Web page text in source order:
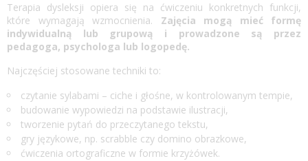
Terapia dysleksji opiera się na ćwiczeniu konkretnych funkcji,
które wymagają wzmocnienia. Zajęcia mogą mieć formę
indywidualną lub grupową i prowadzone są przez
pedagoga, psychologa lub logopedę.
Najczęściej stosowane techniki to:
czytanie sylabami – ciche i głośne, w kontrolowanym tempie,
budowanie wypowiedzi na podstawie ilustracji,
tworzenie pytań do przeczytanego tekstu,
gry językowe, np. scrabble czy domino obrazkowe,
ćwiczenia ortograficzne w formie krzyżówek.